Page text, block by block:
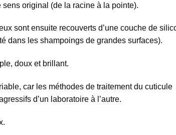
original (de la racine à la pointe).
sont ensuite recouverts d’une couche de
dans les shampoings de grandes surfaces).
doux et brillant.
car les méthodes de traitement du cuticule
d’un laboratoire à l’autre.